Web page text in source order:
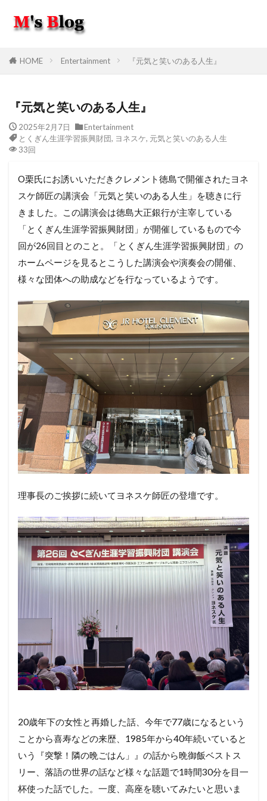
HOME Entertainment 『元気と笑いのある人生』
『元気と笑いのある人生』
2025年2月7日
Entertainment
とくぎん生涯学習振興財団, ヨネスケ, 元気と笑いのある人生
33回
O栗氏にお誘いいただきクレメント徳島で開催されたヨネ
スケ師匠の講演会「元気と笑いのある人生」を聴きに行
きました。この講演会は徳島大正銀行が主宰している
「とくぎん生涯学習振興財団」が開催しているもので今
回が26回目とのこと。「とくぎん生涯学習振興財団」の
ホームページを見るとこうした講演会や演奏会の開催、
様々な団体への助成などを行なっているようです。
理事長のご挨拶に続いてヨネスケ師匠の登壇です。
20歳年下の女性と再婚した話、今年で77歳になるという
ことから喜寿などの来歴、1985年から40年続いていると
いう『突撃！隣の晩ごはん」』の話から晩御飯ベストス
リー、落語の世界の話など様々な話題で1時間30分を目一
杯使った話でした。一度、高座を聴いてみたいと思いま